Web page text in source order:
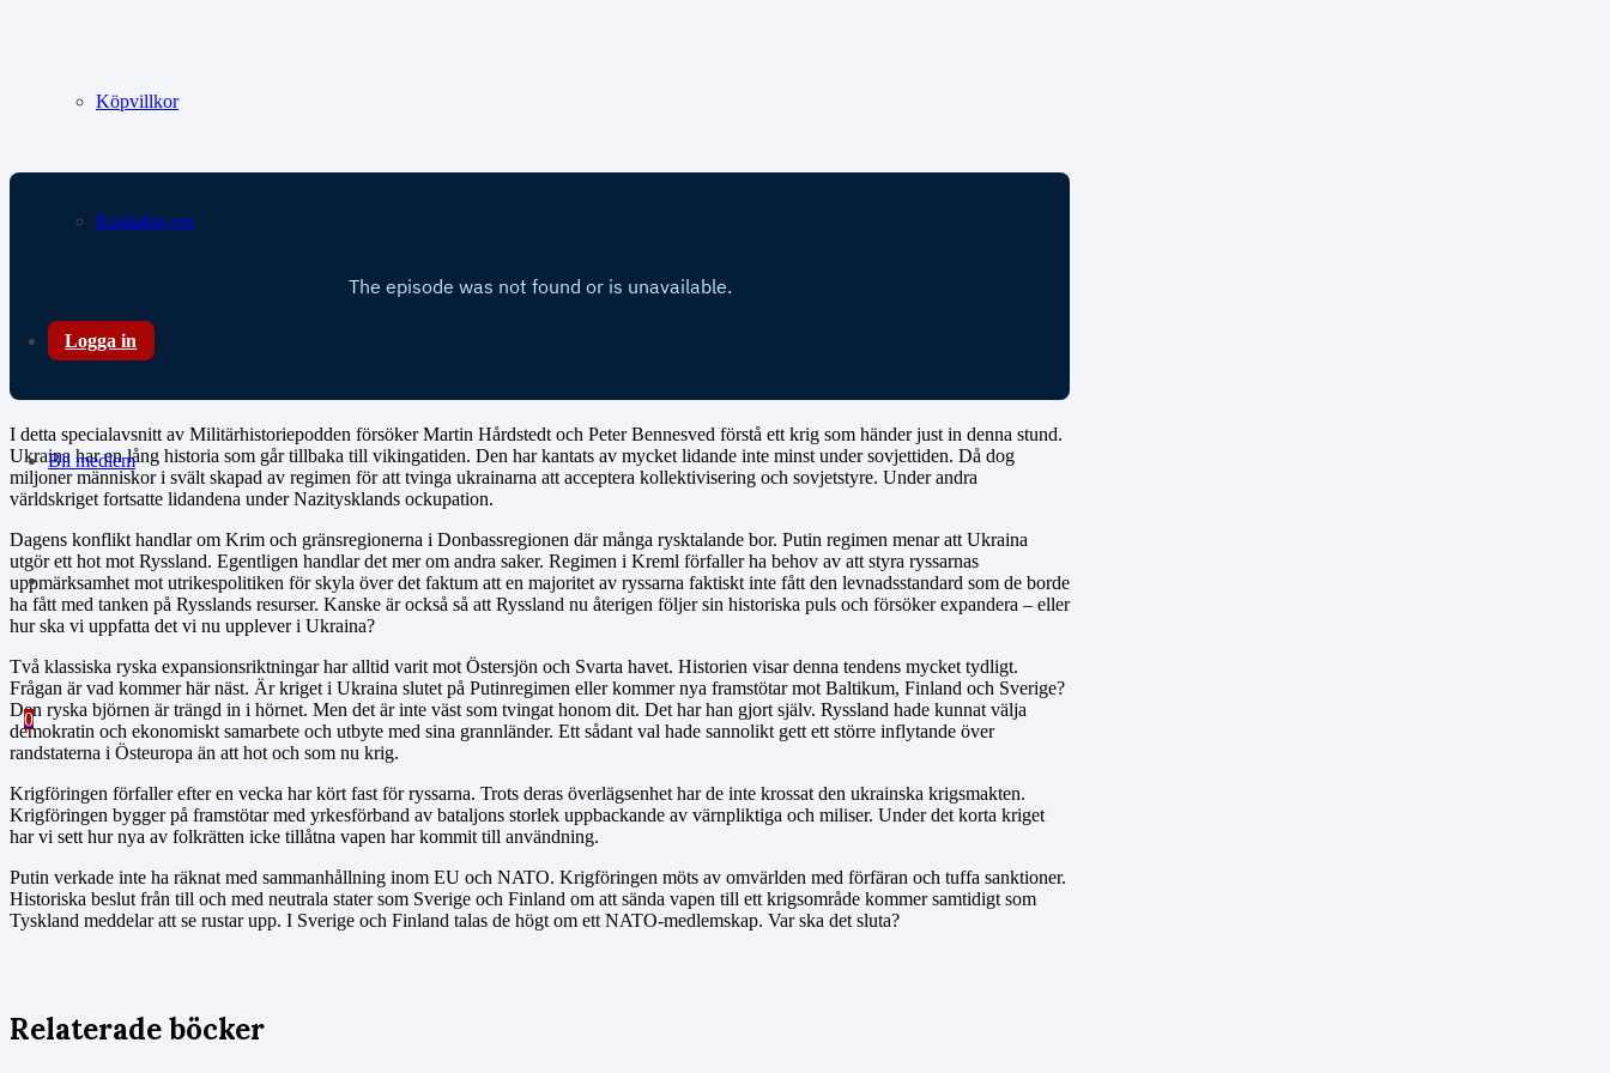
Köpvillkor
Kontakta oss
Logga in
Bli medlem
0
I detta specialavsnitt av Militärhistoriepodden försöker Martin Hårdstedt och Peter Bennesved förstå ett krig som händer just in denna stund.
Ukraina har en lång historia som går tillbaka till vikingatiden. Den har kantats av mycket lidande inte minst under sovjettiden. Då dog
miljoner människor i svält skapad av regimen för att tvinga ukrainarna att acceptera kollektivisering och sovjetstyre. Under andra
världskriget fortsatte lidandena under Nazitysklands ockupation.
Dagens konflikt handlar om Krim och gränsregionerna i Donbassregionen där många rysktalande bor. Putin regimen menar att Ukraina
utgör ett hot mot Ryssland. Egentligen handlar det mer om andra saker. Regimen i Kreml förfaller ha behov av att styra ryssarnas
uppmärksamhet mot utrikespolitiken för skyla över det faktum att en majoritet av ryssarna faktiskt inte fått den levnadsstandard som de borde
ha fått med tanken på Rysslands resurser. Kanske är också så att Ryssland nu återigen följer sin historiska puls och försöker expandera – eller
hur ska vi uppfatta det vi nu upplever i Ukraina?
Två klassiska ryska expansionsriktningar har alltid varit mot Östersjön och Svarta havet. Historien visar denna tendens mycket tydligt.
Frågan är vad kommer här näst. Är kriget i Ukraina slutet på Putinregimen eller kommer nya framstötar mot Baltikum, Finland och Sverige?
Den ryska björnen är trängd in i hörnet. Men det är inte väst som tvingat honom dit. Det har han gjort själv. Ryssland hade kunnat välja
demokratin och ekonomiskt samarbete och utbyte med sina grannländer. Ett sådant val hade sannolikt gett ett större inflytande över
randstaterna i Östeuropa än att hot och som nu krig.
Krigföringen förfaller efter en vecka har kört fast för ryssarna. Trots deras överlägsenhet har de inte krossat den ukrainska krigsmakten.
Krigföringen bygger på framstötar med yrkesförband av bataljons storlek uppbackande av värnpliktiga och miliser. Under det korta kriget
har vi sett hur nya av folkrätten icke tillåtna vapen har kommit till användning.
Putin verkade inte ha räknat med sammanhållning inom EU och NATO. Krigföringen möts av omvärlden med förfäran och tuffa sanktioner.
Historiska beslut från till och med neutrala stater som Sverige och Finland om att sända vapen till ett krigsområde kommer samtidigt som
Tyskland meddelar att se rustar upp. I Sverige och Finland talas de högt om ett NATO-medlemskap. Var ska det sluta?
Relaterade böcker